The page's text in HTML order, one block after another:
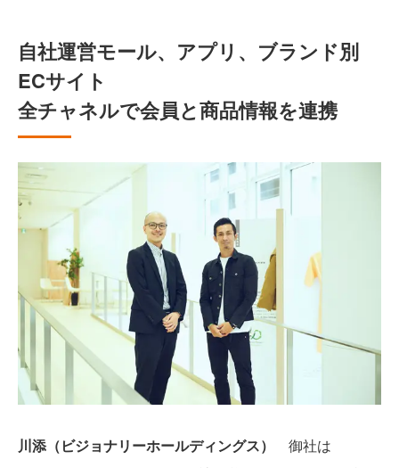
自社運営モール、アプリ、ブランド別
ECサイト
全チャネルで会員と商品情報を連携
川添（ビジョナリーホールディングス）
御社は